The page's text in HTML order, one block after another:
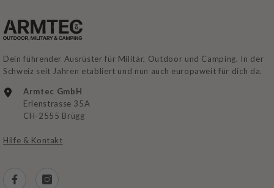
Dein führender Ausrüster für Militär, Outdoor und Camping. In der
Schweiz seit Jahren etabliert und nun auch europaweit für dich da.
Armtec GmbH
Erlenstrasse 35A
CH-2555 Brügg
Hilfe & Kontakt